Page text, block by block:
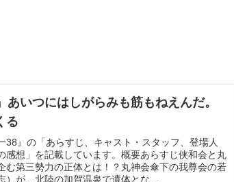
あいつにはしがらみも筋もねえんだ。
る
38』の「あらすじ、キャスト・スタッフ、登場人
感想」を記載しています。概要あらすじ侠和会と丸
む第三勢力の正体とは！？丸神会傘下の我尊会の若
）が、北陸の加賀温泉で遺体とな...